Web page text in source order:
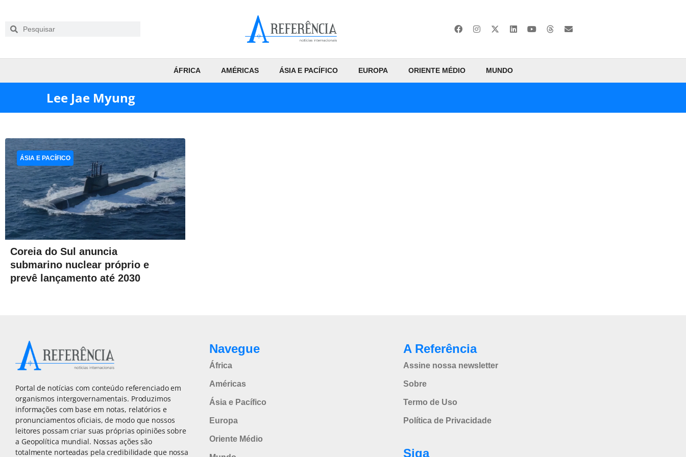
ÁFRICA AMÉRICAS ÁSIA E PACÍFICO EUROPA ORIENTE MÉDIO MUNDO
Lee Jae Myung
Coreia do Sul anuncia
submarino nuclear próprio e
prevê lançamento até 2030
ÁSIA E PACÍFICO
Portal de notícias com conteúdo referenciado em
organismos intergovernamentais. Produzimos
informações com base em notas, relatórios e
pronunciamentos oficiais, de modo que nossos
leitores possam criar suas próprias opiniões sobre
a Geopolítica mundial. Nossas ações são
totalmente norteadas pela credibilidade que nossa
Navegue
África
Américas
Ásia e Pacífico
Europa
Oriente Médio
A Referência
Assine nossa newsletter
Sobre
Termo de Uso
Política de Privacidade
Siga